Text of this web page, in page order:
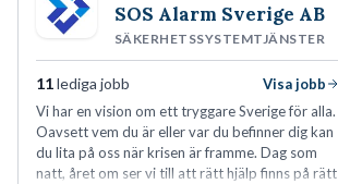
SOS Alarm Sverige AB
SÄKERHETSSYSTEMTJÄNSTER
11lediga jobb
Visa jobb
Vi har en vision om ett tryggare Sverige för alla.
Oavsett vem du är eller var du befinner dig kan
du lita på oss när krisen är framme. Dag som
natt, året om ser vi till att rätt hjälp finns på rätt